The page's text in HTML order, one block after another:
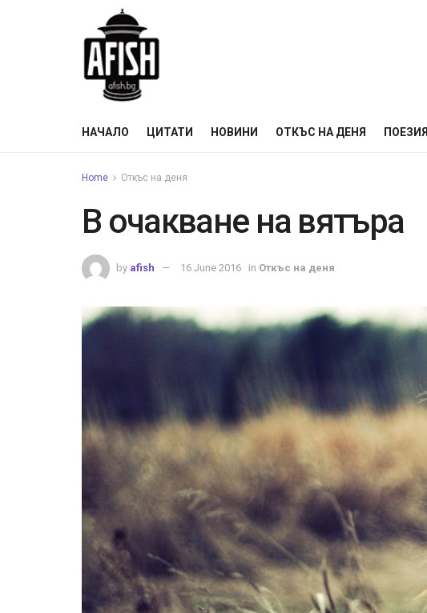
НАЧАЛО ЦИТАТИ НОВИНИ ОТКЪС НА ДЕНЯ ПОЕЗИЯ
Home Откъс на деня
В очакване на вятъра
by afish 16 June 2016 in Откъс на деня